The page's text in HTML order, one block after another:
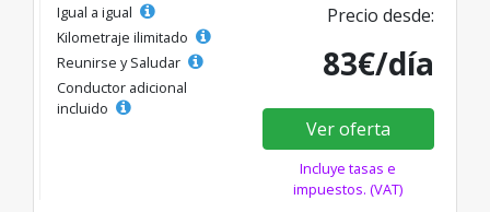
Igual a igual
Kilometraje ilimitado
Reunirse y Saludar
Conductor adicional
incluido
Precio desde:
83€/día
Ver oferta
Incluye tasas e
impuestos. (VAT)